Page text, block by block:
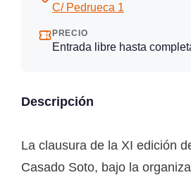
C/ Pedrueca 1
PRECIO
Entrada libre hasta
Descripción
La clausura de la XI edición
Casado Soto, bajo la